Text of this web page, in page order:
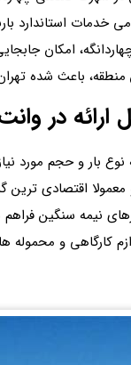
خدمات استاندارد
امکان
باعث شده
در
نوع بار و حجم
اقتصادی ترین
نیمه سنگین فراهم
کارگاهی و